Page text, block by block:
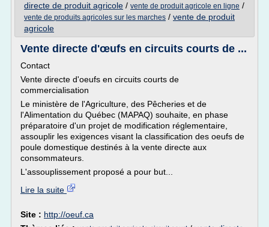
directe de produit agricole / vente de produit agricole en ligne /
vente de produits agricoles sur les marches / vente de produit
agricole
Vente directe d'œufs en circuits courts de ...
Contact
Vente directe d'oeufs en circuits courts de
commercialisation
Le ministère de l'Agriculture, des Pêcheries et de
l'Alimentation du Québec (MAPAQ) souhaite, en phase
préparatoire d'un projet de modification réglementaire,
assouplir les exigences visant la classification des oeufs de
poule domestique destinés à la vente directe aux
consommateurs.
L'assouplissement proposé a pour but...
Lire la suite
Site : http://oeuf.ca